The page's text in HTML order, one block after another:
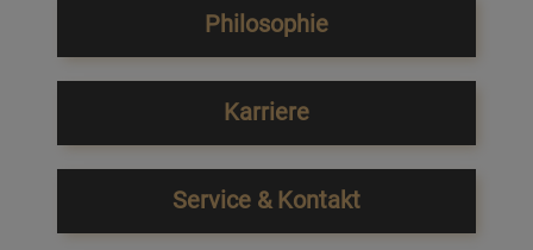
Philosophie
Karriere
Service & Kontakt